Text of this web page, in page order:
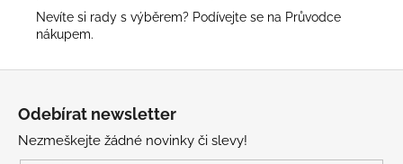
Nevíte si rady s výběrem? Podívejte se na Průvodce
nákupem.
Odebírat newsletter
Nezmeškejte žádné novinky či slevy!